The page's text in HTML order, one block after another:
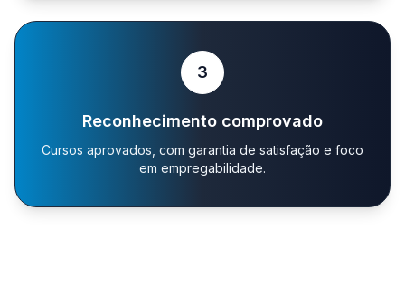
3
Reconhecimento comprovado
Cursos aprovados, com garantia de satisfação e foco
em empregabilidade.